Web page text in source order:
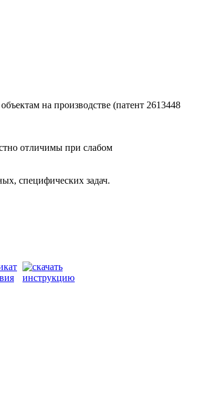
на производстве (патент 2613448
отличимы при слабом
специфических задач.